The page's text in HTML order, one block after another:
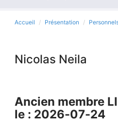
Accueil Présentation
Nicolas Neila
Ancien membre
le : 2026-07-24